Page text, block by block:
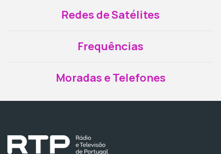
Redes de Satélites
Frequências
Moradas e Telefones